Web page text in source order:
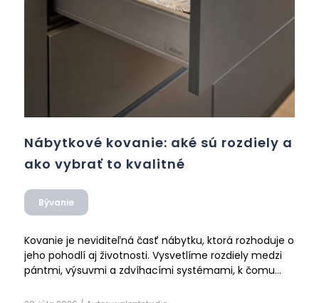
Nábytkové kovanie: aké sú rozdiely a
ako vybrať to kvalitné
Bývanie
Kovanie je neviditeľná časť nábytku, ktorá rozhoduje o
jeho pohodlí aj životnosti. Vysvetlíme rozdiely medzi
pántmi, výsuvmi a zdvíhacími systémami, k čomu
Vibo) a na čo si dať pozor pri výbere.